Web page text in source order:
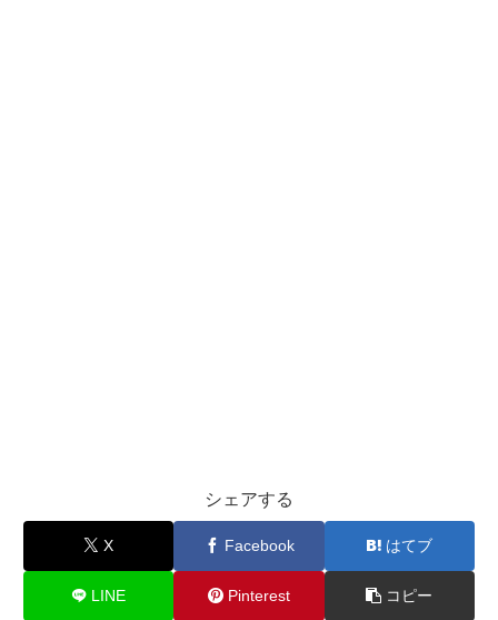
シェアする
X Facebook はてブ
LINE Pinterest コピー